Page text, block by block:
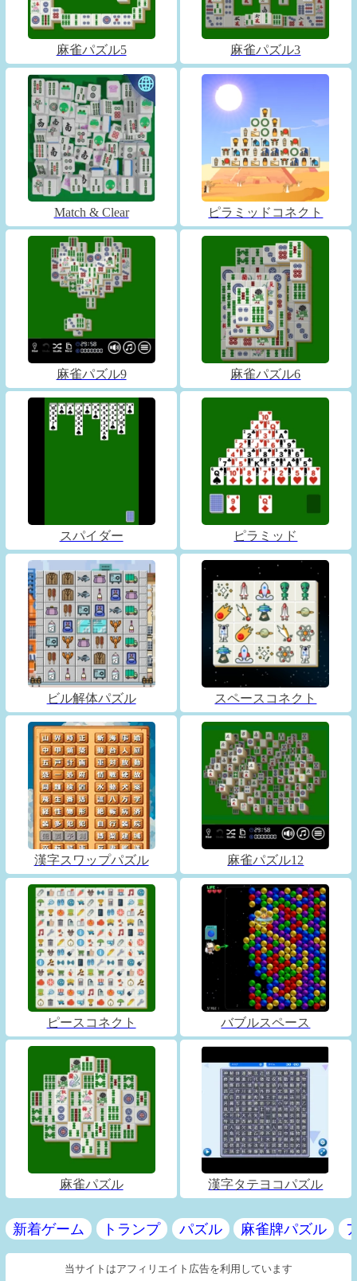
麻雀パズル5 麻雀パズル3
Match & Clear ピラミッドコネクト
麻雀パズル9 麻雀パズル6
スパイダー ピラミッド
ビル解体パズル スペースコネクト
漢字スワップパズル 麻雀パズル12
ピースコネクト バブルスペース
麻雀パズル 漢字タテヨコパズル
新着ゲーム トランプ パズル 麻雀牌パズル
当サイトはアフィリエイト広告を利用しています